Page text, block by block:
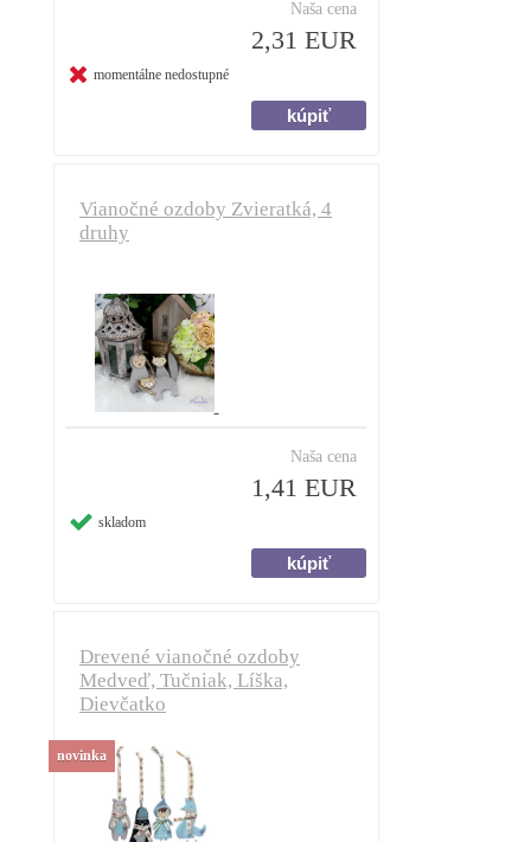
Naša cena
2,31 EUR
momentálne nedostupné
Vianočné ozdoby Zvieratká, 4
druhy
Naša cena
1,41 EUR
skladom
Drevené vianočné ozdoby
Medveď, Tučniak, Líška,
Dievčatko
novinka